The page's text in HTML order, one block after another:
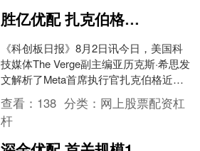
胜亿优配 扎克伯格认输了，但他将用AI填满人类的空闲时间！
《科创板日报》8月2日讯今日，美国科
技媒体The Verge副主编亚历克斯·希思发
文解析了Meta首席执行官扎克伯格近日
发表的《个人超级智能宣言》背后深
意。希思....
查看： 138 分类： 网上股票配资杠
杆